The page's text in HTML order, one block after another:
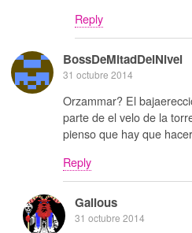
Reply
BossDeMitadDelNivel
31 octubre 2014
Orzammar? El
parte de el velo de la
pienso que hay que
Reply
Galious
31 octubre 2014